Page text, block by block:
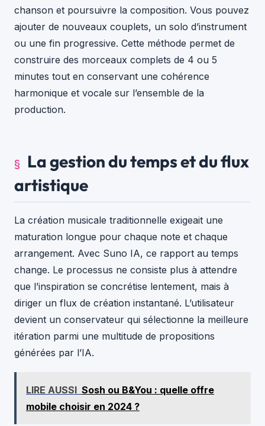
chanson et poursuivre la composition. Vous pouvez
ajouter de nouveaux couplets, un solo d’instrument
ou une fin progressive. Cette méthode permet de
construire des morceaux complets de 4 ou 5
minutes tout en conservant une cohérence
harmonique et vocale sur l’ensemble de la
production.
La gestion du temps et du flux
artistique
La création musicale traditionnelle exigeait une
maturation longue pour chaque note et chaque
arrangement. Avec Suno IA, ce rapport au temps
change. Le processus ne consiste plus à attendre
que l’inspiration se concrétise lentement, mais à
diriger un flux de création instantané. L’utilisateur
devient un conservateur qui sélectionne la meilleure
itération parmi une multitude de propositions
générées par l’IA.
LIRE AUSSI Sosh ou B&You : quelle offre
mobile choisir en 2024 ?